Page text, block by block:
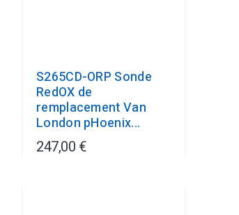
S265CD-ORP Sonde
RedOX de
remplacement Van
London pHoenix...
247,00 €